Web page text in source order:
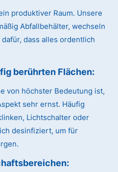
produktiver Raum. Unsere
Abfallbehälter, wechseln
dass alles ordentlich
berührten Flächen:
von höchster Bedeutung ist,
sehr ernst. Häufig
Lichtschalter oder
desinfiziert, um für